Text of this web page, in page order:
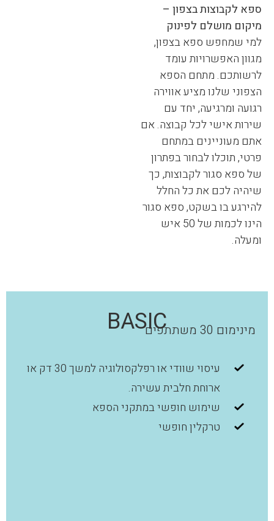
ספא לקבוצות בצפון –
מיקום מושלם לפינוק
למי שמחפש ספא בצפון,
מגוון האפשרויות עומד
לרשותכם. מתחם הספא
הצפוני שלנו מציע אווירה
רגועה ומרגיעה, יחד עם
שירות אישי לכל קבוצה. אם
אתם מעוניינים במתחם
פרטי, תוכלו לבחור בפתרון
של ספא סגור לקבוצות, כך
שיהיה לכם את כל החלל
להירגע בו בשקט, ספא סגור
הינו לכמות של 50 איש
ומעלה.
BASIC מינימום 30 משתתפים
עיסוי שוודי או רפלקסולוגיה למשך 30 דק או
ארוחת חלבית עשירה.
שימוש חופשי במתקני הספא
טרקלין חופשי